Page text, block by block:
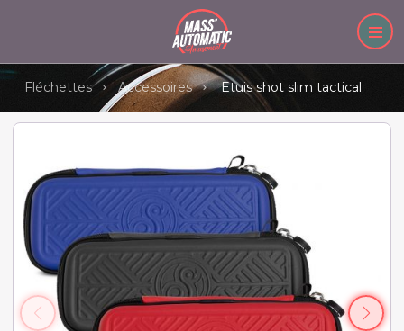
Fléchettes Accessoires Etuis shot slim tactical